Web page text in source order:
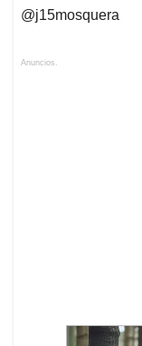
@j15mosquera
Anuncios.